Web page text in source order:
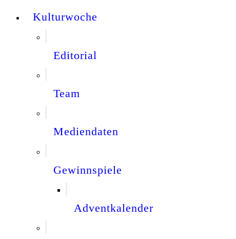
Kulturwoche
Editorial
Team
Mediendaten
Gewinnspiele
Adventkalender